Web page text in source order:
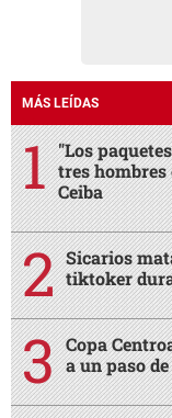
MÁS LEÍDAS
"Los
tres
Ceiba
Sicarios
tiktoker
Copa
a un paso